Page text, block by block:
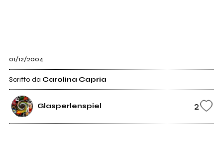
01/12/2004
Scritto da Carolina Capria
Glasperlenspiel 2